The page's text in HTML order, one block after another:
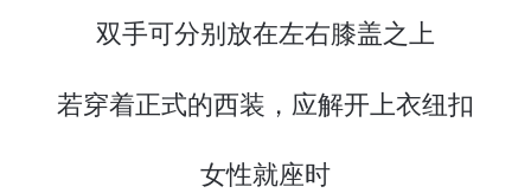
双手可分别放在左右膝盖之上
若穿着正式的西装，应解开上衣纽扣
女性就座时